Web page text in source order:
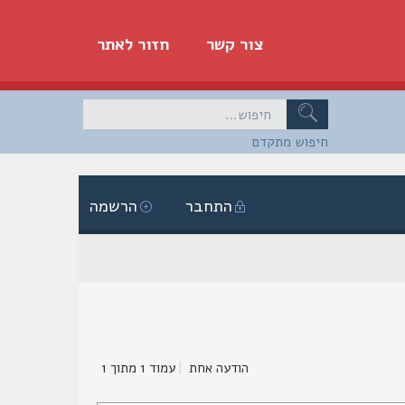
חזור לאתר צור קשר
חיפוש מתקדם
הרשמה התחבר
הודעה אחת | עמוד 1 מתוך 1